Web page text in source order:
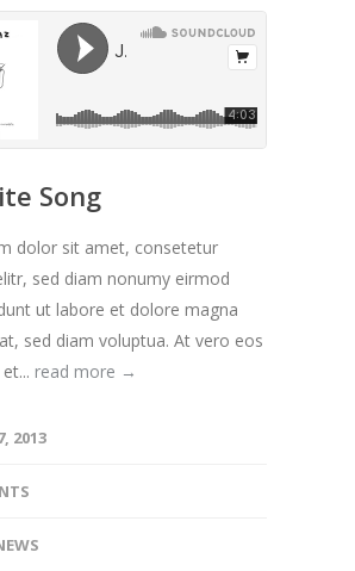
Song
dolor sit amet, consetetur
sed diam nonumy eirmod
ut labore et dolore magna
sed diam voluptua. At vero eos
read more →
2013